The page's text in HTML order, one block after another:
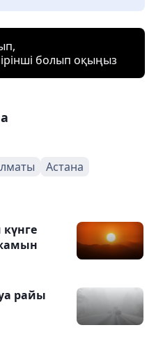
болып оқыңыз
Астана
райы